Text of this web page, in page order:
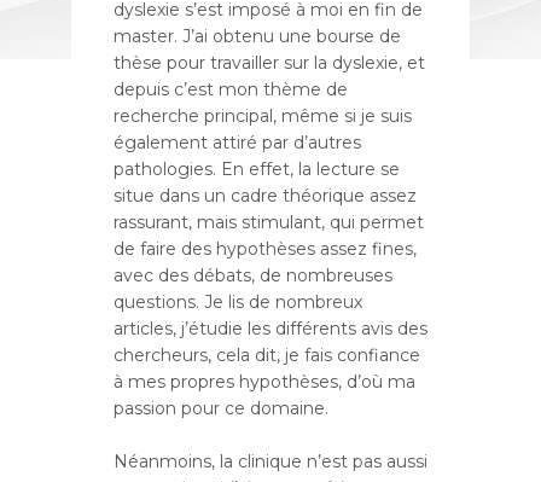
dyslexie s’est imposé à moi en fin de
master. J’ai obtenu une bourse de
thèse pour travailler sur la dyslexie, et
depuis c’est mon thème de
recherche principal, même si je suis
également attiré par d’autres
pathologies. En effet, la lecture se
situe dans un cadre théorique assez
rassurant, mais stimulant, qui permet
de faire des hypothèses assez fines,
avec des débats, de nombreuses
questions. Je lis de nombreux
articles, j’étudie les différents avis des
chercheurs, cela dit, je fais confiance
à mes propres hypothèses, d’où ma
passion pour ce domaine.
Néanmoins, la clinique n’est pas aussi